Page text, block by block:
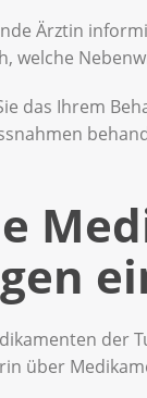
Ärztin
welche
das Ihrem
der
über